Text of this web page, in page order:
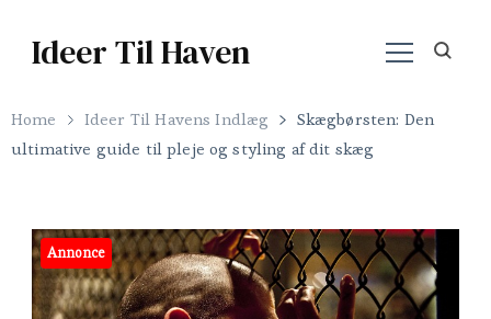
Ideer Til Haven
Home Ideer Til Havens Indlæg
Skægbørsten: Den
ultimative guide til pleje og styling af dit skæg
Annonce